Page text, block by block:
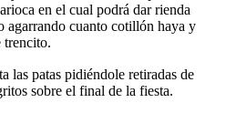
en el cual podrá dar rienda
agarrando cuanto cotillón haya y
trencito.
las patas pidiéndole retiradas de
sobre el final de la fiesta.